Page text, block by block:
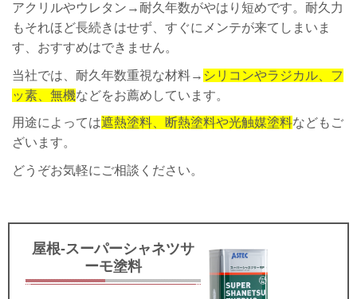
アクリルやウレタン→耐久年数がやはり短めです。耐久力
もそれほど長続きはせず、すぐにメンテが来てしまいま
す、おすすめはできません。
当社では、耐久年数重視な材料→ シリコンやラジカル、フ
ッ素、無機などをお薦めしています。
用途によっては遮熱塗料、断熱塗料や光触媒塗料などもご
ざいます。
どうぞお気軽にご相談ください。
屋根-スーパーシャネツサ
ーモ塗料